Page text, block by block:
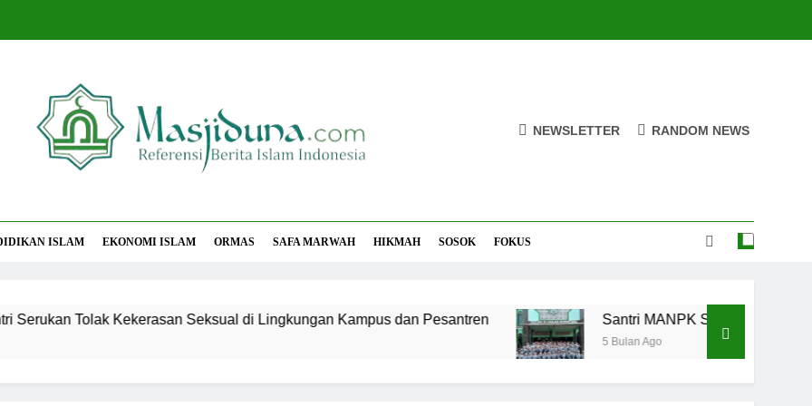
NEWSLETTER RANDOM NEWS
ISLAM EKONOMI ISLAM ORMAS SAFA MARWAH HIKMAH SOSOK FOKUS
Kekerasan Seksual di Lingkungan Kampus dan Pesantren Santri MANPK Surakarta Turun ke
5 Bulan Ago